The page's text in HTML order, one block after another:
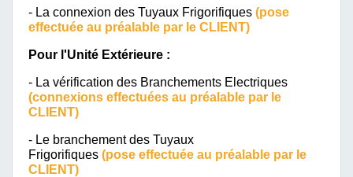
- La connexion des Tuyaux Frigorifiques (pose
effectuée au préalable par le CLIENT)
Pour l'Unité Extérieure :
- La vérification des Branchements Electriques
(connexions effectuées au préalable par le
CLIENT)
- Le branchement des Tuyaux
Frigorifiques (pose effectuée au préalable par le
CLIENT)